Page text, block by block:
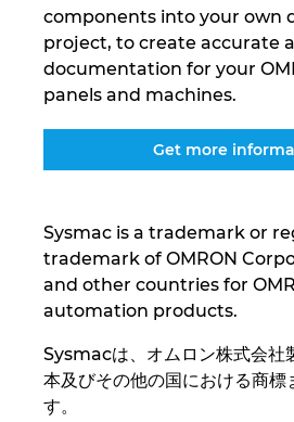
components into your own
project, to create accurate
documentation for your
panels and machines.
Get more
Sysmac is a trademark or
trademark of OMRON
and other countries for
automation products.
Sysmacは、オムロン株式会社
本及びその他の国における商標
す。
Ungarn
USA
Vereinigte Arabische Emirate